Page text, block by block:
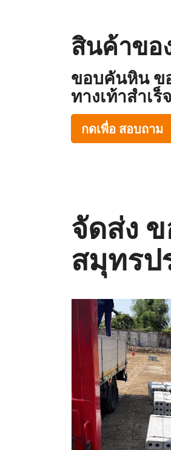
สินค้าขอ
ขอบคันหิน ข
ทางเท้าสำเร็
กดเพื่อ สอบถาม
จัดส่ง
สมุทรป